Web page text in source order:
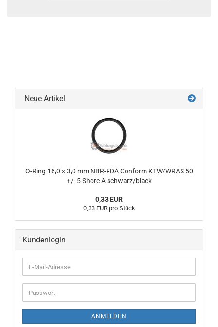
Neue Artikel
O-Ring 16,0 x 3,0 mm NBR-FDA Conform KTW/WRAS 50
+/- 5 Shore A schwarz/black
0,33 EUR
0,33 EUR pro Stück
Kundenlogin
E-
Mail-
Adresse
Passwort
ANMELDEN